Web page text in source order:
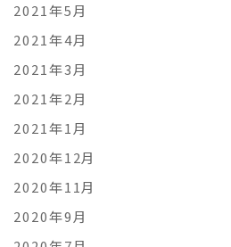
2021年5月
2021年4月
2021年3月
2021年2月
2021年1月
2020年12月
2020年11月
2020年9月